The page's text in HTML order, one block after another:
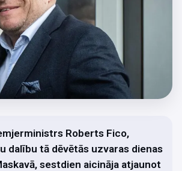
Roberts Fico,
dalību tā dēvētās uzvaras dienas
sestdien aicināja atjaunot